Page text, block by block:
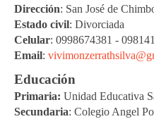
Dirección: San José de
Estado civil: Divorciada
Celular: 0998674381 -
Email:
Educación
Primaria: Unidad Educativa
Secundaria: Colegio Angel